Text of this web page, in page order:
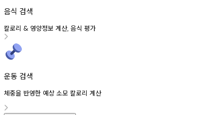
음식 검색
칼로리 & 영양정보 계산, 음식 평가
운동 검색
체중을 반영한 예상 소모 칼로리 계산